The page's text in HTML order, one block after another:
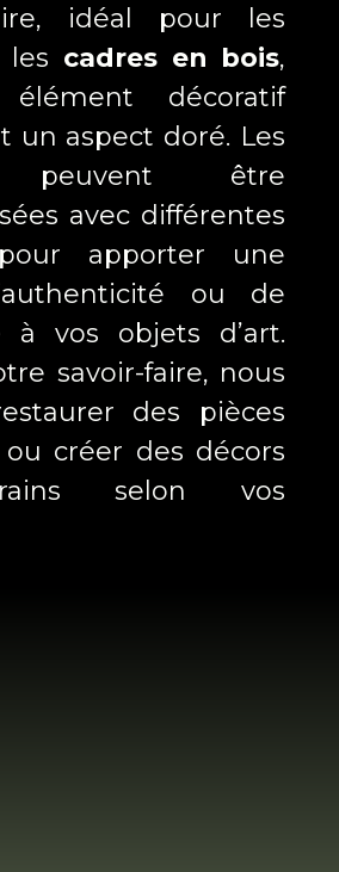
idéal pour les
les cadres en bois,
décoratif
un aspect doré. Les
peuvent être
avec différentes
apporter une
ou de
à vos objets d’art.
savoir-faire, nous
des pièces
ou créer des décors
selon vos